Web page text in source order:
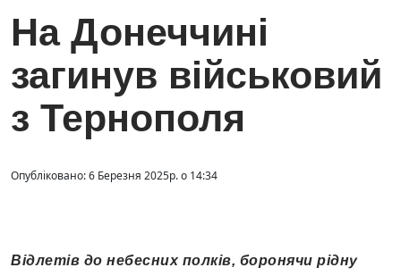
На Донеччині
загинув військовий
з Тернополя
Опубліковано: 6 Березня 2025р. о 14:34
Відлетів до небесних полків, боронячи рідну